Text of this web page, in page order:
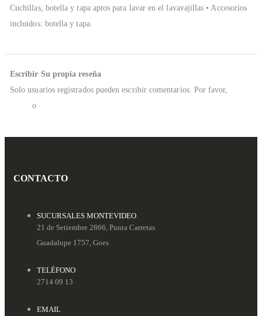
Cuchillas, botella y tapa aptos para lavar en el lavavajillas • Accesorios
incluidos: botella y tapa.
Escribir Su propia reseña
Solo usuarios registrados pueden escribir comentarios. Por favor,
o
CONTACTO
SUCURSALES MONTEVIDEO
21 de Setiembre 2866, Punta Carretas
Guadalupe 1757, Goes
TELÉFONO
2714 09 13
EMAIL